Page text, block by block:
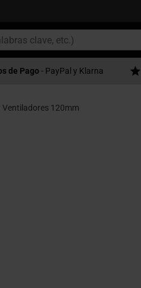
de Pago - PayPal y Klarna
Ventiladores 120mm